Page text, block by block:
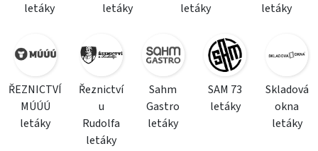
letáky
letáky
letáky
letáky
ŘEZNICTVÍ
MÚÚÚ
letáky
Řeznictví
u
Rudolfa
letáky
Sahm
Gastro
letáky
SAM 73
letáky
Skladová
okna
letáky